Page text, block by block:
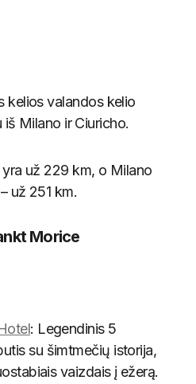
kelios valandos kelio
Milano ir Ciuricho.
už 229 km, o Milano
už 251 km.
Morice
: Legendinis 5
su šimtmečių istorija,
vaizdais į ežerą.